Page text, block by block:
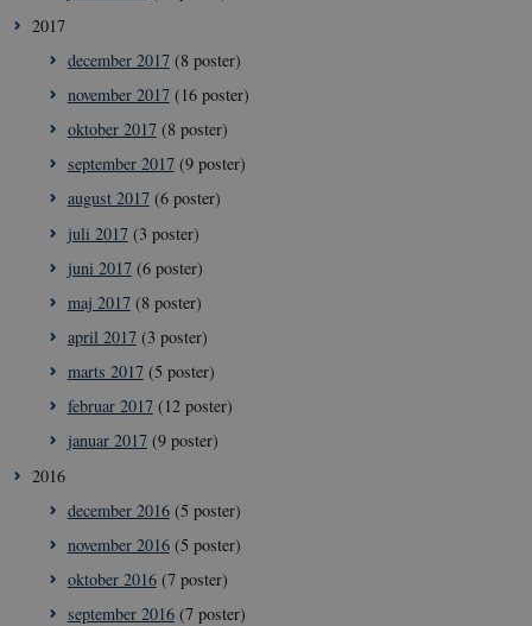
2017
december 2017(8 poster)
november 2017(16 poster)
oktober 2017(8 poster)
september 2017(9 poster)
august 2017(6 poster)
juli 2017(3 poster)
juni 2017(6 poster)
maj 2017(8 poster)
april 2017(3 poster)
marts 2017(5 poster)
februar 2017(12 poster)
januar 2017(9 poster)
2016
december 2016(5 poster)
november 2016(5 poster)
oktober 2016(7 poster)
september 2016(7 poster)
__cf_bm
__Secure-
typo3nonce_uOhyiEDPI1K_SmLRNTS49Q
__Secure-typo3nonce_ky-